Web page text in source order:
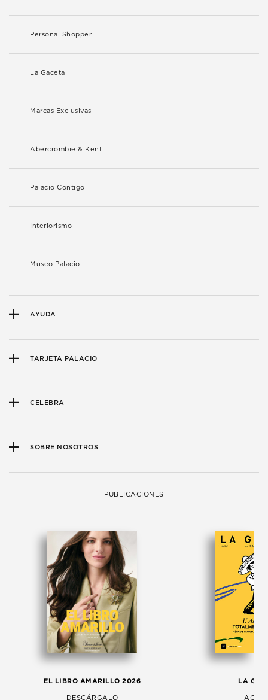
Personal Shopper
La Gaceta
Marcas Exclusivas
Abercrombie & Kent
Palacio Contigo
Interiorismo
Museo Palacio
AYUDA
TARJETA PALACIO
CELEBRA
SOBRE NOSOTROS
PUBLICACIONES
EL LIBRO AMARILLO 2026
DESCÁRGALO
LA